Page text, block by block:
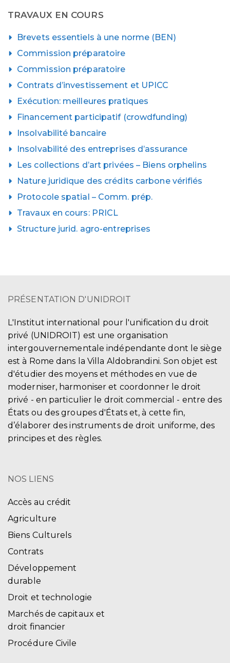
TRAVAUX EN COURS
Brevets essentiels à une norme (BEN)
Commission préparatoire
Commission préparatoire
Contrats d’investissement et UPICC
Exécution: meilleures pratiques
Financement participatif (crowdfunding)
Insolvabilité bancaire
Insolvabilité des entreprises d’assurance
Les collections d’art privées – Biens orphelins
Nature juridique des crédits carbone vérifiés
Protocole spatial – Comm. prép.
Travaux en cours: PRICL
Structure jurid. agro-entreprises
PRÉSENTATION D'UNIDROIT
L'Institut international pour l'unification du droit
privé (UNIDROIT) est une organisation
intergouvernementale indépendante dont le siège
est à Rome dans la Villa Aldobrandini. Son objet est
d'étudier des moyens et méthodes en vue de
moderniser, harmoniser et coordonner le droit
privé - en particulier le droit commercial - entre des
États ou des groupes d'États et, à cette fin,
d’élaborer des instruments de droit uniforme, des
principes et des règles.
NOS LIENS
Accès au crédit
Agriculture
Biens Culturels
Contrats
Développement
durable
Droit et technologie
Marchés de capitaux et
droit financier
Procédure Civile